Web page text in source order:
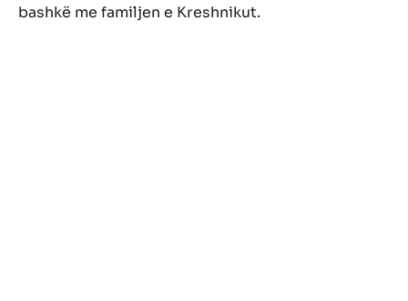
bashkë me familjen e Kreshnikut.